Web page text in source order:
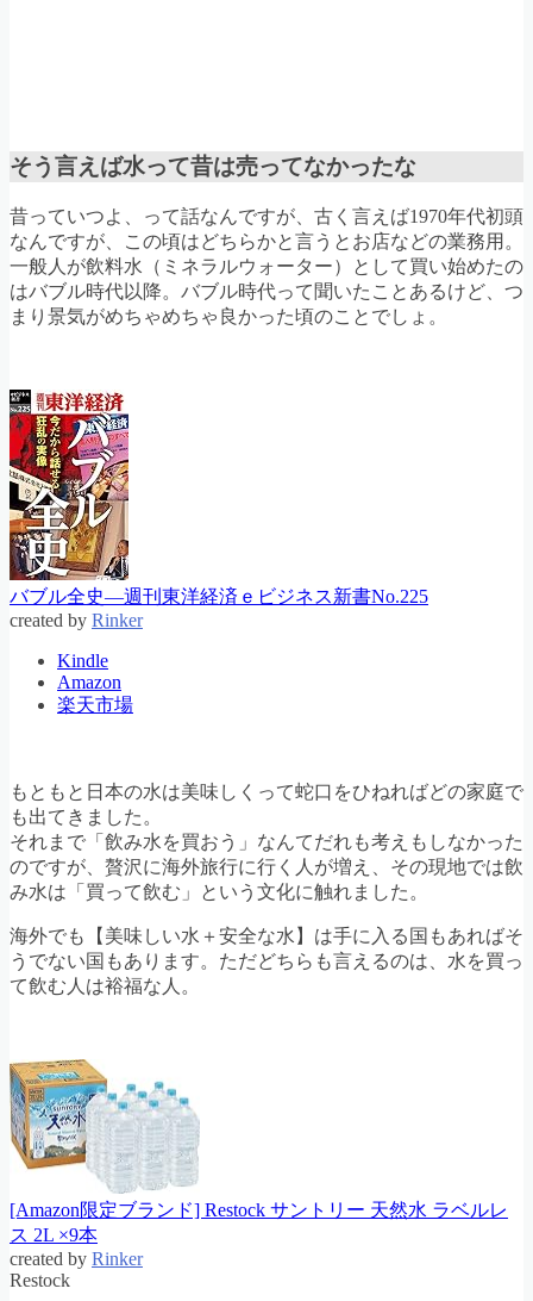
そう言えば水って昔は売ってなかったな
昔っていつよ、って話なんですが、古く言えば1970年代初頭
なんですが、この頃はどちらかと言うとお店などの業務用。
一般人が飲料水（ミネラルウォーター）として買い始めたの
はバブル時代以降。バブル時代って聞いたことあるけど、つ
まり景気がめちゃめちゃ良かった頃のことでしょ。
バブル全史―週刊東洋経済ｅビジネス新書No.225
created by Rinker
Kindle
Amazon
楽天市場
もともと日本の水は美味しくって蛇口をひねればどの家庭で
も出てきました。
それまで「飲み水を買おう」なんてだれも考えもしなかった
のですが、贅沢に海外旅行に行く人が増え、その現地では飲
み水は「買って飲む」という文化に触れました。
海外でも【美味しい水＋安全な水】は手に入る国もあればそ
うでない国もあります。ただどちらも言えるのは、水を買っ
て飲む人は裕福な人。
[Amazon限定ブランド] Restock サントリー 天然水 ラベルレ
ス 2L ×9本
created by Rinker
Restock